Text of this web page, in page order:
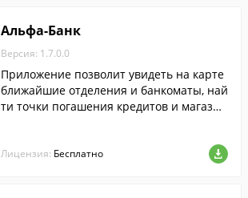
Альфа-Банк
Версия: 1.7.0.0
Приложение позволит увидеть на карте
ближайшие отделения и банкоматы, най
ти точки погашения кредитов и магазин
Лицензия: Бесплатно